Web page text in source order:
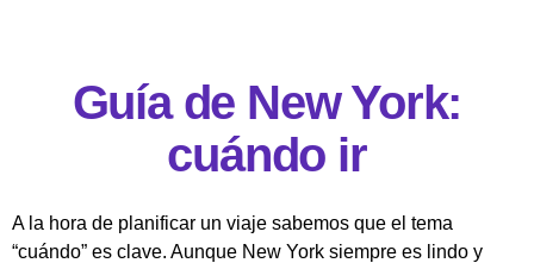
Guía de New York:
cuándo ir
A la hora de planificar un viaje sabemos que el tema
“cuándo” es clave. Aunque New York siempre es lindo y